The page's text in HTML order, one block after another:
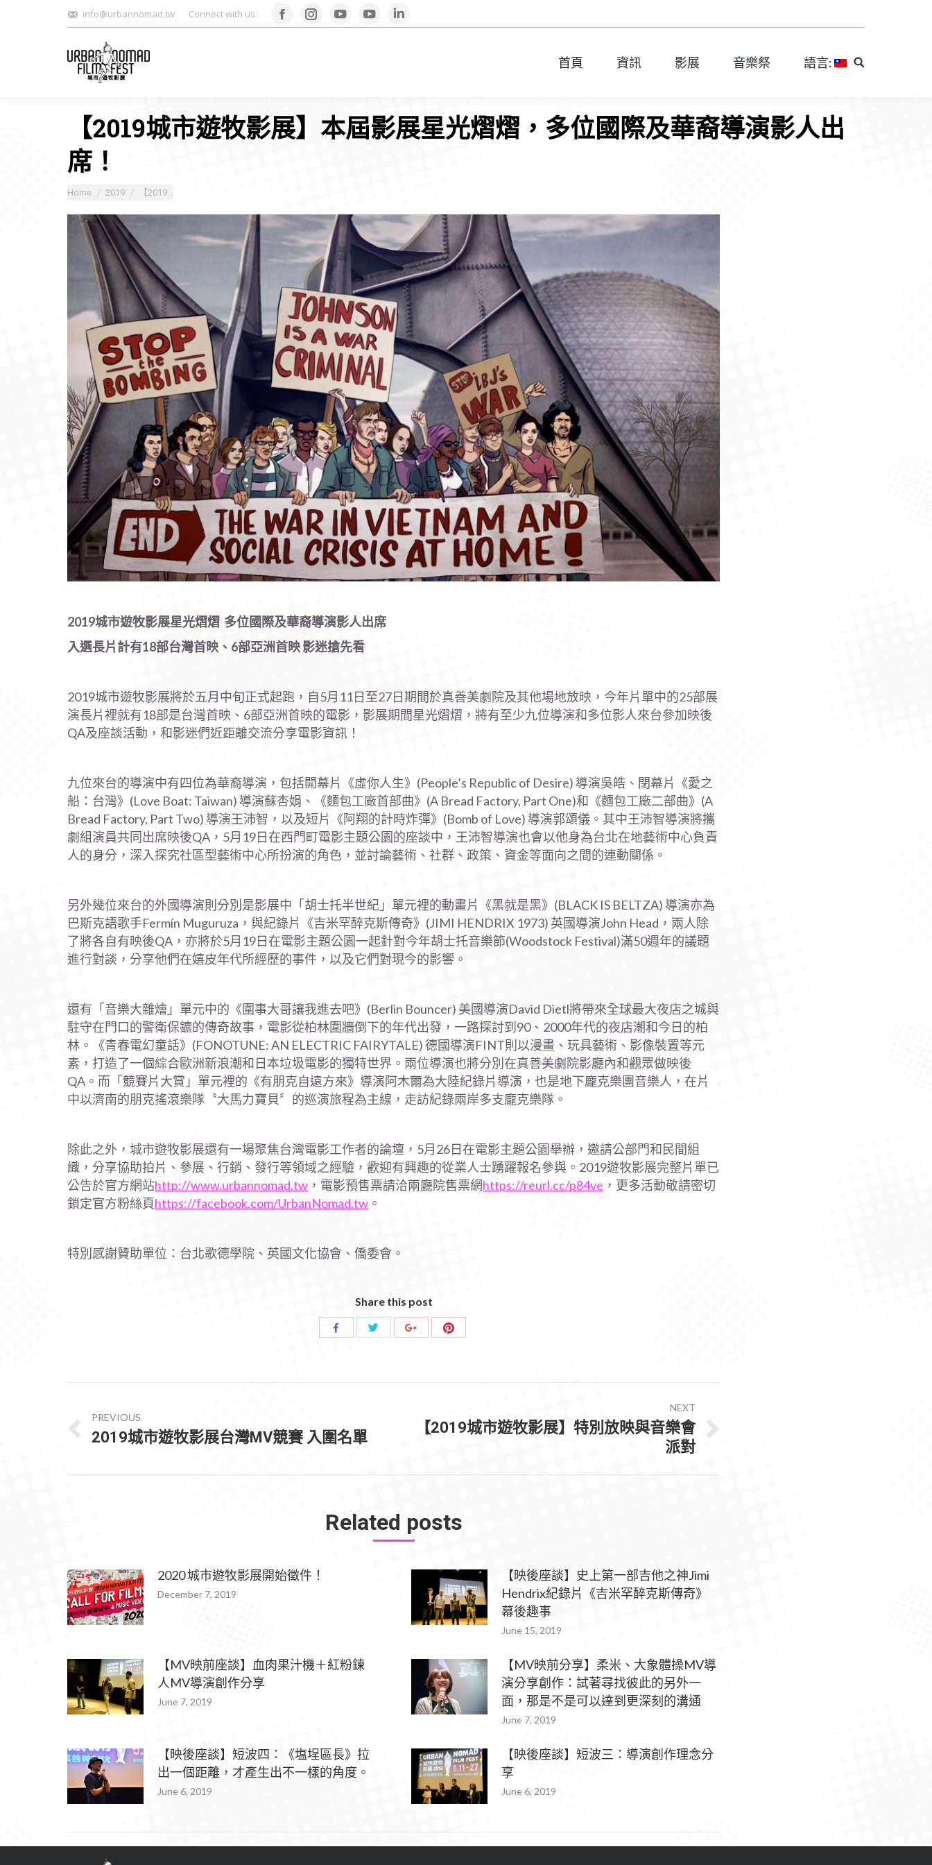
info@urbannomad.tw Connect with us: FacebookInstagram
YouTubeYouTubeLinkedin
首頁 資訊 影展 音樂祭 語言: Search:
【2019城市遊牧影展】本屆影展星光熠熠，多位國際及華裔導演影人出
席！
You are here:
Home 2019 【2019…
2019城市遊牧影展星光熠熠 多位國際及華裔導演影人出席
入選長片計有18部台灣首映、 6部亞洲首映影迷搶先看
2019城市遊牧影展將於五月中旬正式起跑，自5月11日至27日期間於真善美劇院及其他場地放映，今年片單中的25部展
演長片裡就有18部是台灣首映、6部亞洲首映的電影，影展期間星光熠熠，將有至少九位導演和多位影人來台參加映後
QA及座談活動，和影迷們近距離交流分享電影資訊！
九位來台的導演中有四位為華裔導演，包括開幕片《虛你人生》(People’s Republic of Desire) 導演吳皓、閉幕片《愛之
船：台灣》(Love Boat: Taiwan) 導演蘇杏娟、《麵包工廠首部曲》(A Bread Factory, Part One)和《麵包工廠二部曲》(A
Bread Factory, Part Two) 導演王沛智，以及短片《阿翔的計時炸彈》(Bomb of Love) 導演郭頌儀。其中王沛智導演將攜
劇組演員共同出席映後QA，5月19日在西門町電影主題公園的座談中，王沛智導演也會以他身為台北在地藝術中心負責
人的身分，深入探究社區型藝術中心所扮演的角色，並討論藝術、社群、政策、資金等面向之間的連動關係。
另外幾位來台的外國導演則分別是影展中「胡士托半世紀」單元裡的動畫片《黑就是黑》(BLACK IS BELTZA) 導演亦為
巴斯克語歌手Fermín Muguruza，與紀錄片《吉米罕醉克斯傳奇》(JIMI HENDRIX 1973) 英國導演John Head，兩人除
了將各自有映後QA，亦將於5月19日在電影主題公園一起針對今年胡士托音樂節(Woodstock Festival)滿50週年的議題
進行對談，分享他們在嬉皮年代所經歷的事件，以及它們對現今的影響。
還有「音樂大雜燴」單元中的《圍事大哥讓我進去吧》(Berlin Bouncer) 美國導演David Dietl將帶來全球最大夜店之城與
駐守在門口的警衛保鑣的傳奇故事，電影從柏林圍牆倒下的年代出發，一路探討到90、2000年代的夜店潮和今日的柏
林。《青春電幻童話》(FONOTUNE: AN ELECTRIC FAIRYTALE) 德國導演FINT則以漫畫、玩具藝術、影像裝置等元
素，打造了一個綜合歐洲新浪潮和日本垃圾電影的獨特世界。兩位導演也將分別在真善美劇院影廳內和觀眾做映後
QA。而「競賽片大賞」單元裡的《有朋克自遠方來》導演阿木爾為大陸紀錄片導演，也是地下龐克樂團音樂人，在片
中以濟南的朋克搖滾樂隊〝大馬力寶貝〞的巡演旅程為主線，走訪紀錄兩岸多支龐克樂隊。
除此之外，城市遊牧影展還有一場聚焦台灣電影工作者的論壇，5月26日在電影主題公園舉辦，邀請公部門和民間組
織，分享協助拍片、參展、行銷、發行等領域之經驗，歡迎有興趣的從業人士踴躍報名參與。2019遊牧影展完整片單已
公告於官方網站http://www.urbannomad.tw ，電影預售票請洽兩廳院售票網https://reurl.cc/p84ve ，更多活動敬請密切
鎖定官方粉絲頁https://facebook.com/UrbanNomad.tw 。
特別感謝贊助單位：台北歌德學院、英國文化協會、僑委會。
Share this post
Share
NAVIGATION
PREVIOUS
Previous
2019城市遊牧影展台灣MV競賽 入圍名單
NEXT
Next
【2019城市遊牧影展】特別放映與音樂會
派對
Related posts
2020 城市遊牧影展開始徵件！
December 7, 2019
【映後座談】史上第一部吉他之神Jimi
Hendrix紀錄片《吉米罕醉克斯傳奇》
幕後趣事
June 15, 2019
【MV映前座談】血肉果汁機＋紅粉鍊
人MV導演創作分享
June 7, 2019
【MV映前分享】柔米、大象體操MV導
演分享創作：試著尋找彼此的另外一
面，那是不是可以達到更深刻的溝通
June 7, 2019
【映後座談】短波四：《塩埕區長》拉
出一個距離，才產生出不一樣的角度。
June 6, 2019
【映後座談】短波三：導演創作理念分
享
June 6, 2019
首頁 資訊 影展 音樂祭 語言: Search: